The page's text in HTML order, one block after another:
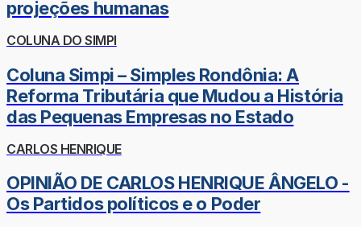
projeções humanas
COLUNA DO SIMPI
Coluna Simpi – Simples Rondônia: A
Reforma Tributária que Mudou a História
das Pequenas Empresas no Estado
CARLOS HENRIQUE
OPINIÃO DE CARLOS HENRIQUE ÂNGELO -
Os Partidos políticos e o Poder